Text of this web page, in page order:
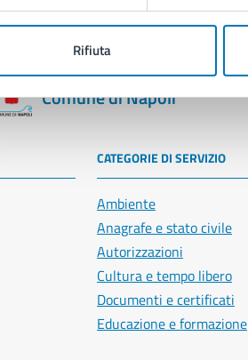
Rifiuta
Comune di Napoli
CATEGORIE DI SERVIZIO
Ambiente
Anagrafe e stato civile
Autorizzazioni
Cultura e tempo libero
Documenti e certificati
Educazione e formazione